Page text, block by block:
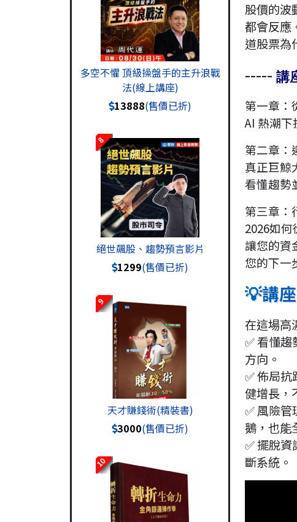
多空不懼 頂級操盤手的主升浪戰
法(線上講座)
13888(售價已折)
8
絕世飆股、趨勢預言影片
1299(售價已折)
9
天才賺錢術(精裝書)
3000(售價已折)
10
股價的波
都會反應
道股票為
----- 講
第一章：
AI 熱潮
第二章：
真正巨鯨
看懂趨勢
第三章：
2026如
讓您的資
您的下一
💡講
在這場高
✅ 看懂
方向。
✅ 佈局
健增長，
✅ 風險
鵝，也能
✅ 擺脫
斷系統。